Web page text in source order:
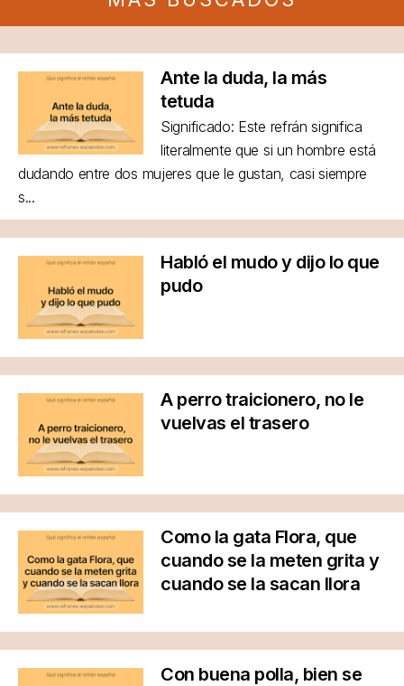
Ante la duda, la más
tetuda
Significado: Este refrán significa
literalmente que si un hombre está
dudando entre dos mujeres que le gustan, casi siempre
s...
Habló el mudo y dijo lo que
pudo
A perro traicionero, no le
vuelvas el trasero
Como la gata Flora, que
cuando se la meten grita y
cuando se la sacan llora
Con buena polla, bien se